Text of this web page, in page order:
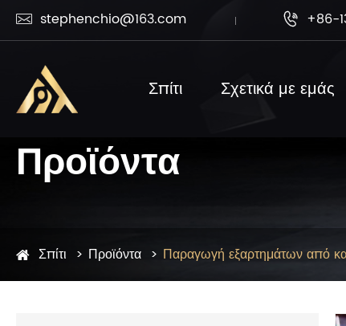
 stephenchio@163.com  +86-
Σπίτι Σχετικά με εμάς
Προϊόντα
Σπίτι Προϊόντα Παραγωγή εξαρτημάτων από